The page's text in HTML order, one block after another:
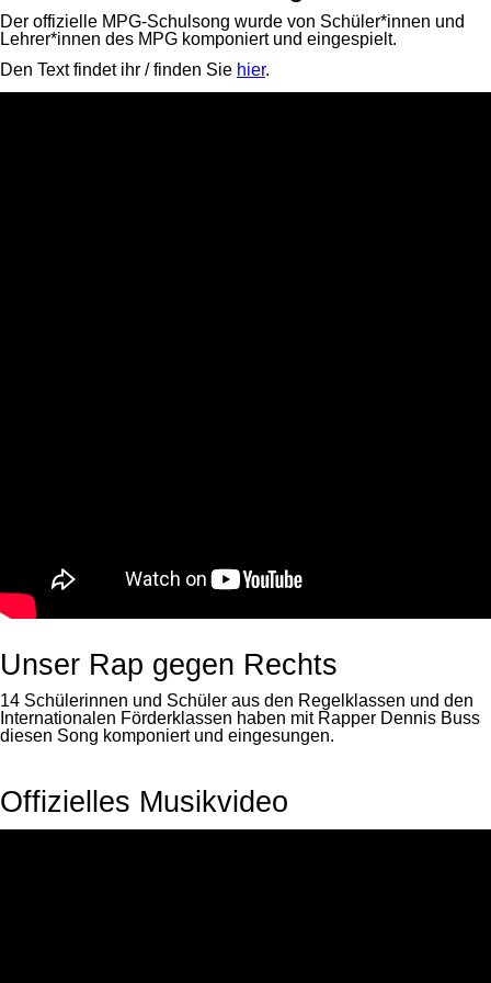
Der offizielle MPG-Schulsong wurde von Schüler*innen und
Lehrer*innen des MPG komponiert und eingespielt.
Den Text findet ihr / finden Sie hier.
Unser Rap gegen Rechts
14 Schülerinnen und Schüler aus den Regelklassen und den
Internationalen Förderklassen haben mit Rapper Dennis Buss
diesen Song komponiert und eingesungen.
Offizielles Musikvideo